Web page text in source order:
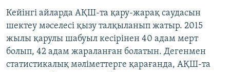
Кейінгі айларда АҚШ-та қару-жарақ саудасын
шектеу мәселесі қызу талқыланып жатыр. 2015
жылы қарулы шабуыл кесірінен 40 адам мерт
болып, 42 адам жараланған болатын. Дегенмен
статистикалық мәліметтерге қарағанда, АҚШ-та